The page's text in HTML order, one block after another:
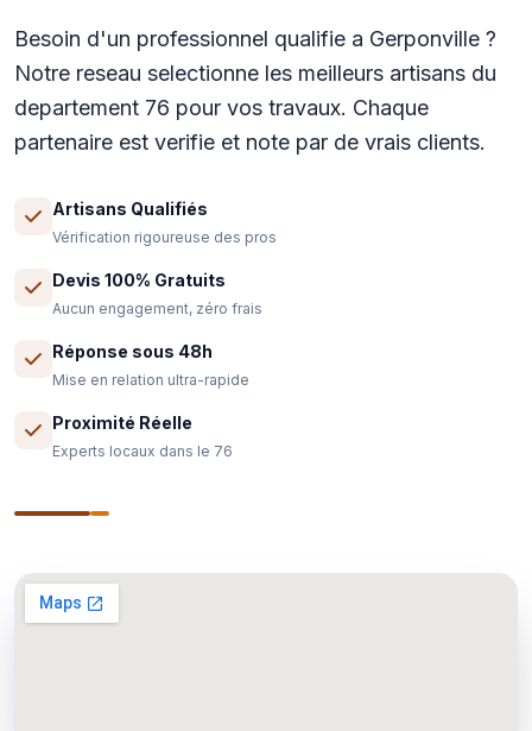
Besoin d'un professionnel qualifie a Gerponville ?
Notre reseau selectionne les meilleurs artisans du
departement 76 pour vos travaux. Chaque
partenaire est verifie et note par de vrais clients.
Artisans Qualifiés
Vérification rigoureuse des pros
Devis 100% Gratuits
Aucun engagement, zéro frais
Réponse sous 48h
Mise en relation ultra-rapide
Proximité Réelle
Experts locaux dans le 76